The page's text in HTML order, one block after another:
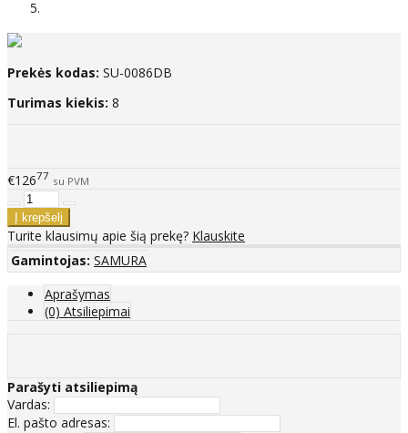
Prekės kodas: SU-0086DB
Turimas kiekis: 8
€12677 su PVM
Turite klausimų apie šią prekę? Klauskite
Gamintojas: SAMURA
Aprašymas
(0) Atsiliepimai
Parašyti atsiliepimą
Vardas:
El. pašto adresas: